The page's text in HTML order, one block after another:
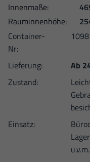
Innen­maße:
Raum­innen­höhe:
Container-
Nr:
Lieferung:
Ab
Zustand:
Einsatz: